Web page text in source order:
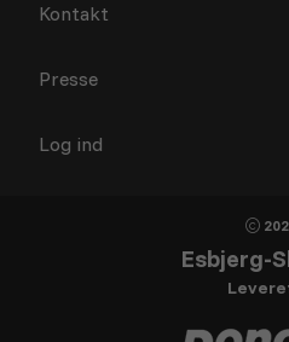
Kontakt
Presse
Log ind
Esbjerg-